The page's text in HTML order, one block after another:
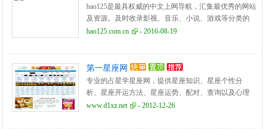
hao125是最具权威的中文上网导航，汇集最优秀的网站
及资源。及时收录影视、音乐、小说、游戏等分类的
网址和内容，让您的网络生活更简单精彩。上网，从
hao125.com.cn - 2016-08-19
第一星座网
专业的占星学星座网，提供星座知识、星座个性分
析、星座开运方法、星座运势、配对、查询以及心理
测试、塔罗牌、在线算命、风水、生肖等星相命理相
www.d1xz.net - 2012-12-26